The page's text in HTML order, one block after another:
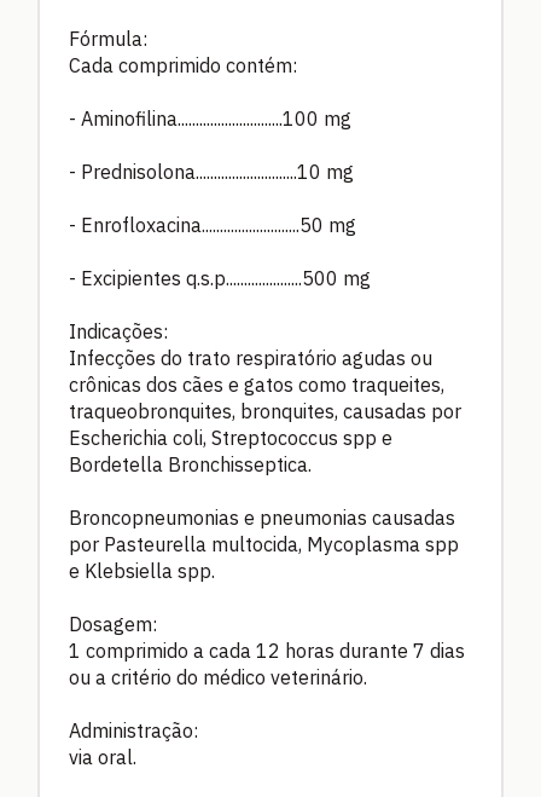
Fórmula:
Cada comprimido contém:
- Aminofilina.............................100 mg
- Prednisolona............................10 mg
- Enrofloxacina...........................50 mg
- Excipientes q.s.p.....................500 mg
Indicações:
Infecções do trato respiratório agudas ou
crônicas dos cães e gatos como traqueites,
traqueobronquites, bronquites, causadas por
Escherichia coli, Streptococcus spp e
Bordetella Bronchisseptica.
Broncopneumonias e pneumonias causadas
por Pasteurella multocida, Mycoplasma spp
e Klebsiella spp.
Dosagem:
1 comprimido a cada 12 horas durante 7 dias
ou a critério do médico veterinário.
Administração:
via oral.